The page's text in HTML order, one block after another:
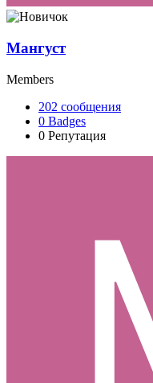
Мангуст
Members
202 сообщения
0 Badges
0 Репутация